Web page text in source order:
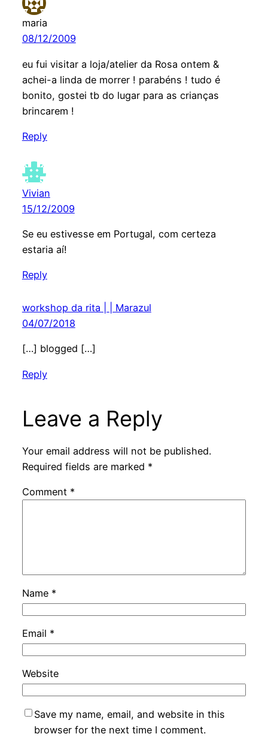
maria
08/12/2009
eu fui visitar a loja/atelier da Rosa ontem &
achei-a linda de morrer ! parabéns ! tudo é
bonito, gostei tb do lugar para as crianças
brincarem !
Reply
Vivian
15/12/2009
Se eu estivesse em Portugal, com certeza
estaria aí!
Reply
workshop da rita | | Marazul
04/07/2018
[…] blogged […]
Reply
Leave a Reply
Your email address will not be published.
Required fields are marked *
Comment *
Name *
Email *
Website
Save my name, email, and website in this
browser for the next time I comment.